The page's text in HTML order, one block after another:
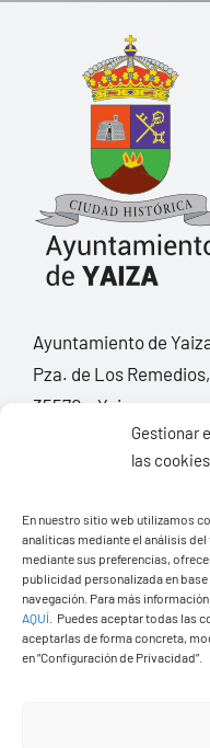
Gestionar
las cookies
En nuestro sitio web utilizamos
analíticas mediante el análisis
mediante sus preferencias,
publicidad personalizada en
navegación. Para más
AQUÍ
Puedes aceptar todas las
aceptarlas de forma concreta,
en “Configuración de Privacidad”.
Ayuntamiento de
Pza. de Los Remedios,
35570 – Yaiza
928 83 62 20
Transparencia
Aviso legal
© Copyright2026
Diseño web